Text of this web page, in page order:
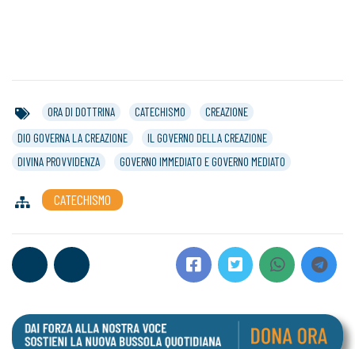
ORA DI DOTTRINA CATECHISMO
CREAZIONE
DIO GOVERNA LA CREAZIONE
IL GOVERNO DELLA CREAZIONE
DIVINA PROVVIDENZA
GOVERNO IMMEDIATO E GOVERNO MEDIATO
CATECHISMO